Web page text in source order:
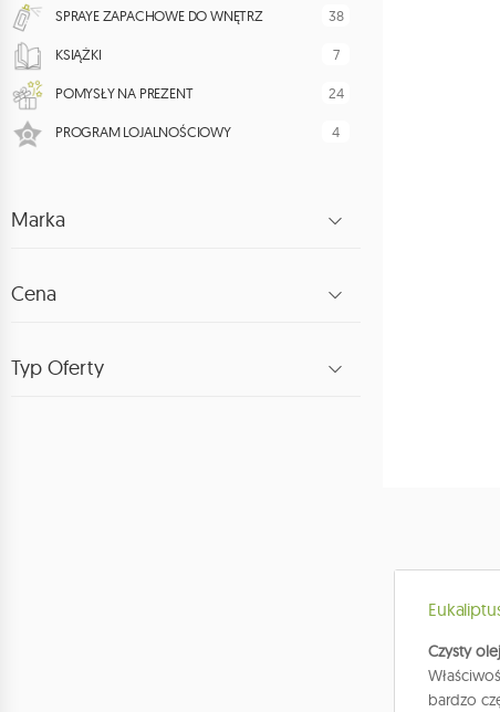
SPRAYE ZAPACHOWE DO WNĘTRZ 38
KSIĄŻKI 7
POMYSŁY NA PREZENT 24
PROGRAM LOJALNOŚCIOWY 4
Marka
Cena
Typ Oferty
Czysty
bardzo